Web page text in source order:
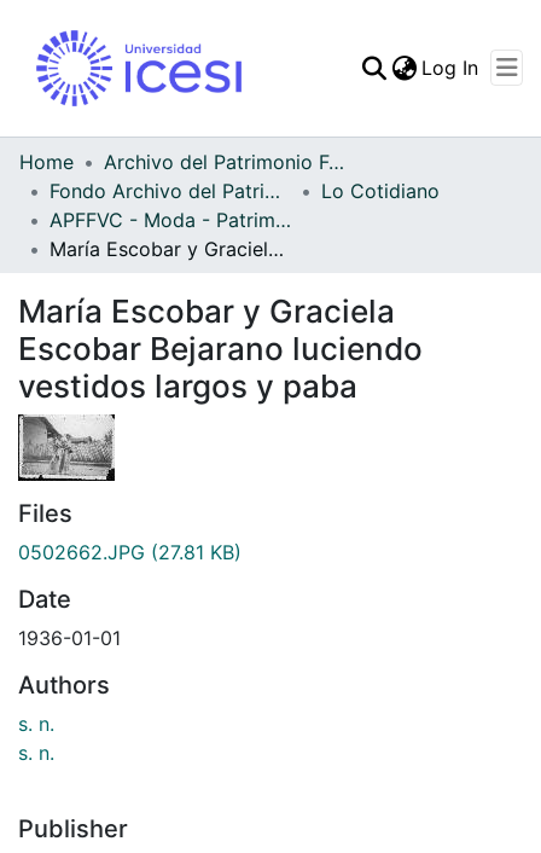
Statistics
Log In
Home
Archivo del Patrimonio Fotográfico y Fílmico del Valle del Cauca
Fondo Archivo del Patrimonio Fotográfico y Fílmico del Valle del Cauca
Lo Cotidiano
APFFVC - Moda - Patrimonial
María Escobar y Graciela Escobar Bejarano luciendo vestidos largos y paba
María Escobar y Graciela
Escobar Bejarano luciendo
vestidos largos y paba
Files
0502662.JPG (27.81 KB)
Date
1936-01-01
Authors
s. n.
s. n.
Publisher